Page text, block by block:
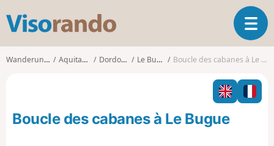
s
o
o
T
o
g
l
n
Wanderungen Aquitanien Dordogne Le Bugue Boucle des cabanes à Le Bugue
Boucle des cabanes à Le Bugue